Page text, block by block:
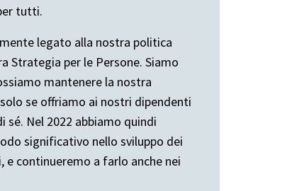
tutti.
legato alla nostra politica
Strategia per le Persone. Siamo
mantenere la nostra
se offriamo ai nostri dipendenti
Nel 2022 abbiamo quindi
significativo nello sviluppo dei
continueremo a farlo anche nei